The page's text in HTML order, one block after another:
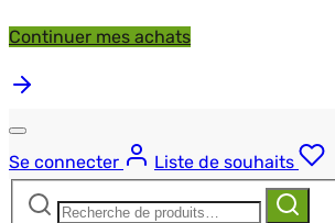
Continuer mes achats
Se connecter
Liste de souhaits
Recherche
Recherche